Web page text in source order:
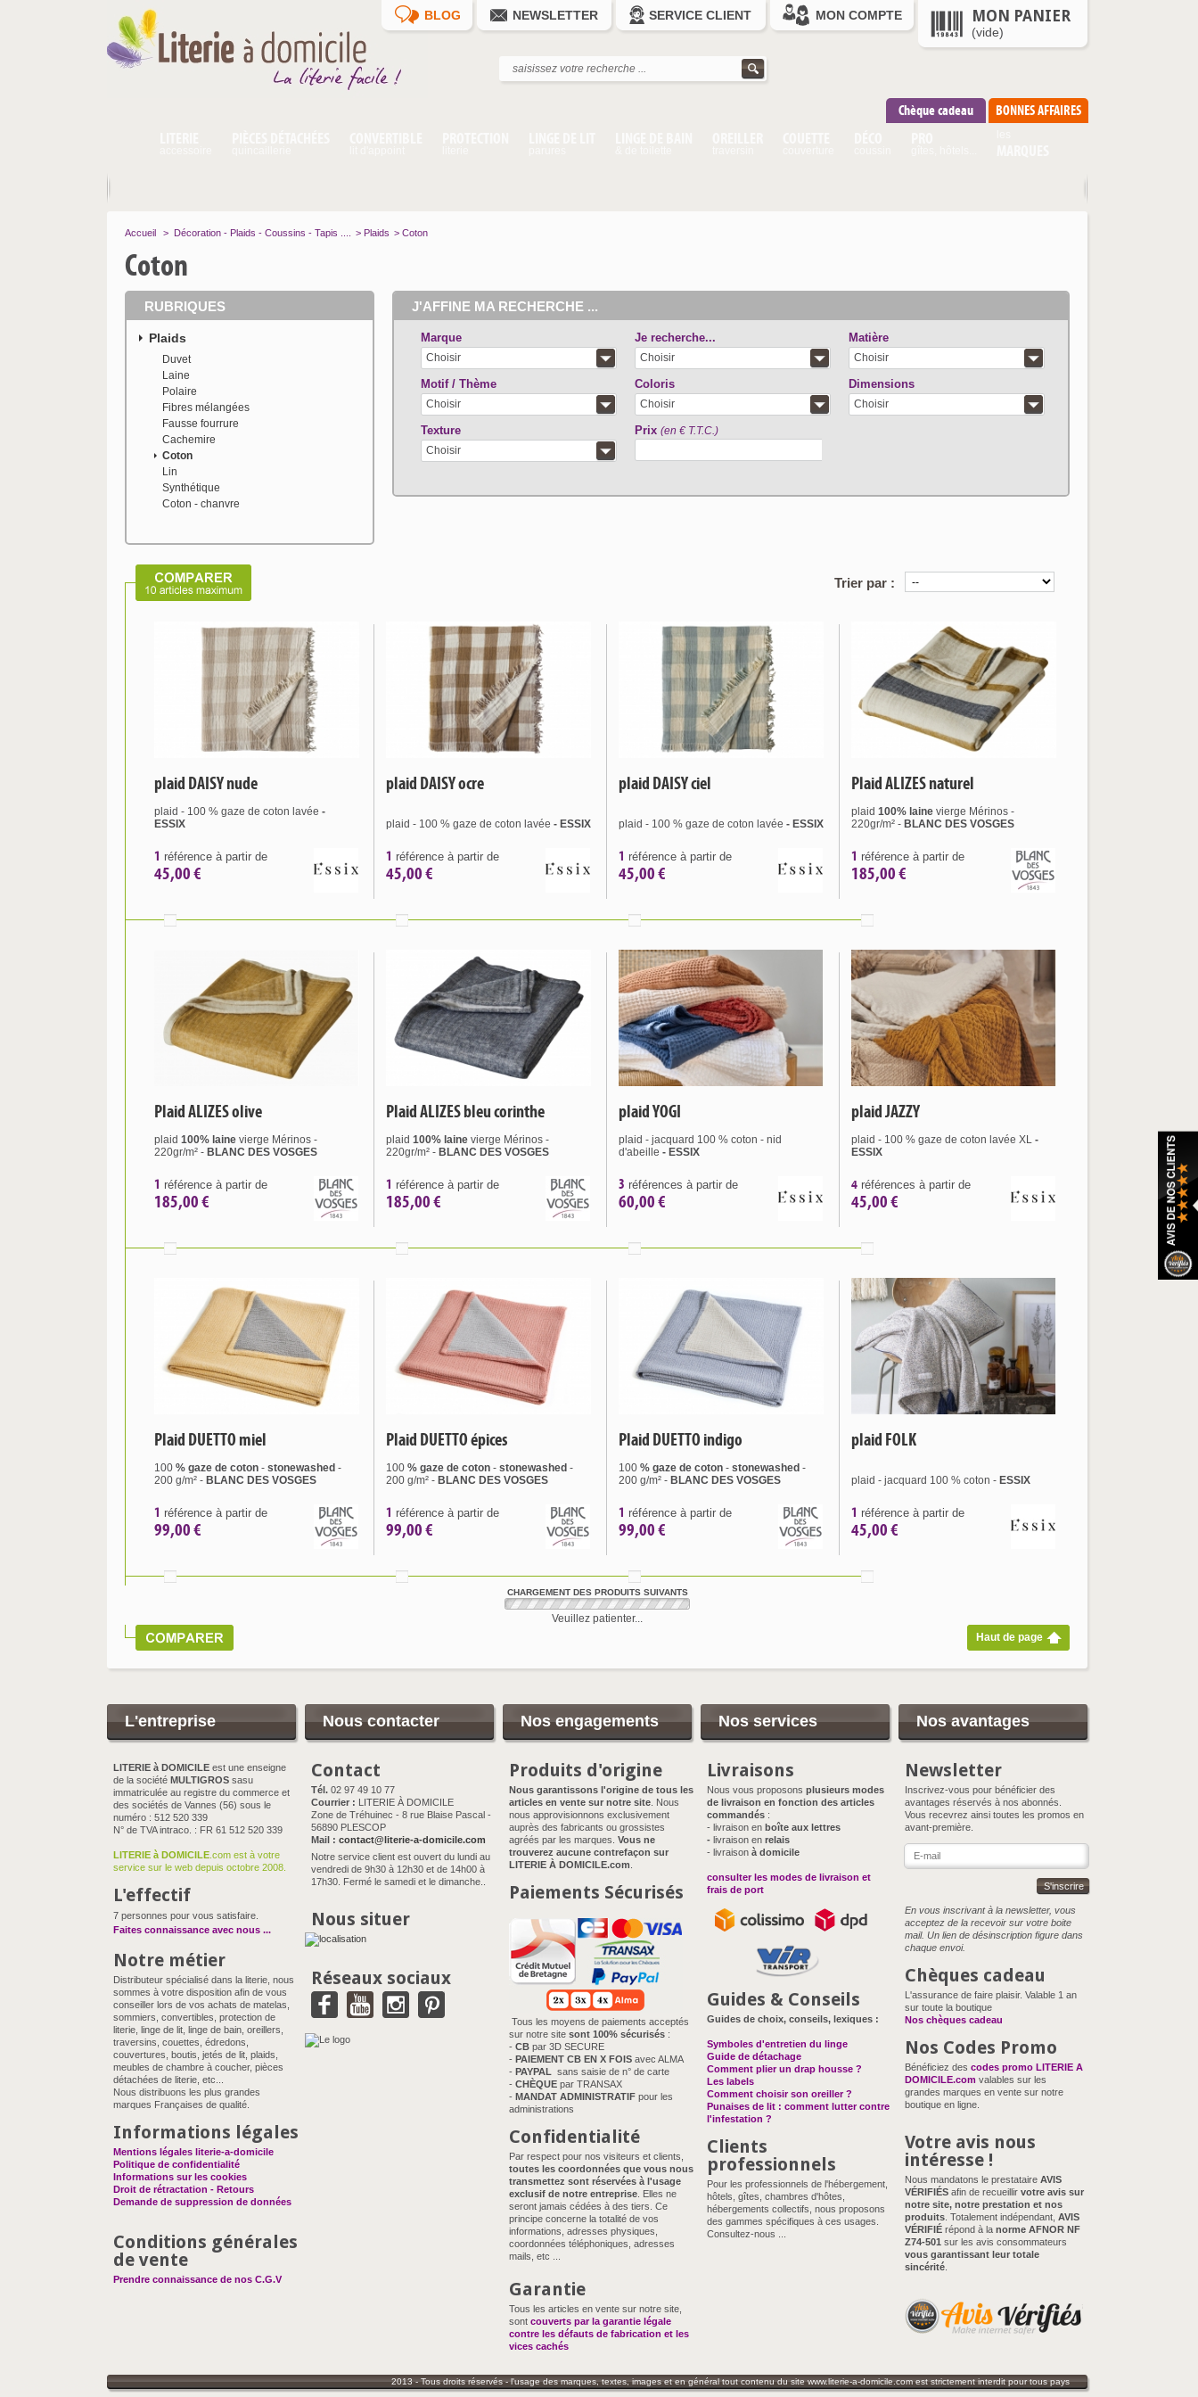
BLOG NEWSLETTER SERVICE CLIENT MON COMPTE MON PANIER
(vide)
BONNES AFFAIRES
Chèque cadeau
Accueil > Décoration - Plaids - Coussins - Tapis .... > Plaids > Coton
Coton
RUBRIQUES
Plaids
Duvet
Laine
Polaire
Fibres mélangées
Fausse fourrure
Cachemire
Coton
Lin
Synthétique
Coton - chanvre
J'AFFINE MA RECHERCHE ...
Marque
Choisir
Je recherche...
Choisir
Matière
Choisir
Motif / Thème
Choisir
Coloris
Choisir
Dimensions
Choisir
Texture
Choisir
Prix (en € T.T.C.)
Trier par :
plaid DAISY nude
plaid - 100 % gaze de coton lavée -
ESSIX
1 référence à partir de
45,00 €
plaid DAISY ocre
plaid - 100 % gaze de coton lavée - ESSIX
1 référence à partir de
45,00 €
plaid DAISY ciel
plaid - 100 % gaze de coton lavée - ESSIX
1 référence à partir de
45,00 €
Plaid ALIZES naturel
plaid 100% laine vierge Mérinos -
220gr/m² - BLANC DES VOSGES
1 référence à partir de
185,00 €
Plaid ALIZES olive
plaid 100% laine vierge Mérinos -
220gr/m² - BLANC DES VOSGES
1 référence à partir de
185,00 €
Plaid ALIZES bleu corinthe
plaid 100% laine vierge Mérinos -
220gr/m² - BLANC DES VOSGES
1 référence à partir de
185,00 €
plaid YOGI
plaid - jacquard 100 % coton - nid
d'abeille - ESSIX
3 références à partir de
60,00 €
plaid JAZZY
plaid - 100 % gaze de coton lavée XL -
ESSIX
4 références à partir de
45,00 €
Plaid DUETTO miel
100 % gaze de coton - stonewashed -
200 g/m² - BLANC DES VOSGES
1 référence à partir de
99,00 €
Plaid DUETTO épices
100 % gaze de coton - stonewashed -
200 g/m² - BLANC DES VOSGES
1 référence à partir de
99,00 €
Plaid DUETTO indigo
100 % gaze de coton - stonewashed -
200 g/m² - BLANC DES VOSGES
1 référence à partir de
99,00 €
plaid FOLK
plaid - jacquard 100 % coton - ESSIX
1 référence à partir de
45,00 €
CHARGEMENT DES PRODUITS SUIVANTS
Veuillez patienter...
Haut de page
L'entreprise
LITERIE à DOMICILE est une enseigne
de la société MULTIGROS sasu
immatriculée au registre du commerce et
des sociétés de Vannes (56) sous le
numéro : 512 520 339
N° de TVA intraco. : FR 61 512 520 339
LITERIE à DOMICILE .com est à votre
service sur le web depuis octobre 2008.
L'effectif
7 personnes pour vous satisfaire.
Faites connaissance avec nous ...
Notre métier
Distributeur spécialisé dans la literie, nous
sommes à votre disposition afin de vous
conseiller lors de vos achats de matelas,
sommiers, convertibles, protection de
literie, linge de lit, linge de bain, oreillers,
traversins, couettes, édredons,
couvertures, boutis, jetés de lit, plaids,
meubles de chambre à coucher, pièces
détachées de literie, etc...
Nous distribuons les plus grandes
marques Françaises de qualité.
Informations légales
Mentions légales literie-a-domicile
Politique de confidentialité
Informations sur les cookies
Droit de rétractation - Retours
Demande de suppression de données
Conditions générales
de vente
Prendre connaissance de nos C.G.V
Nous contacter
Contact
Tél. 02 97 49 10 77
Courrier : LITERIE À DOMICILE
Zone de Tréhuinec - 8 rue Blaise Pascal -
56890 PLESCOP
Mail : contact@literie-a-domicile.com
Notre service client est ouvert du lundi au
vendredi de 9h30 à 12h30 et de 14h00 à
17h30. Fermé le samedi et le dimanche..
Nous situer
Réseaux sociaux
Nos engagements
Produits d'origine
Nous garantissons l'origine de tous les
articles en vente sur notre site . Nous
nous approvisionnons exclusivement
auprès des fabricants ou grossistes
agréés par les marques. Vous ne
trouverez aucune contrefaçon sur
LITERIE À DOMICILE.com
Paiements Sécurisés
Tous les moyens de paiements acceptés
sur notre site sont 100% sécurisés :
- CB par 3D SECURE
- PAIEMENT CB EN X FOIS avec ALMA
- PAYPAL sans saisie de n° de carte
- CHÈQUE par TRANSAX
- MANDAT ADMINISTRATIF pour les
administrations
Confidentialité
Par respect pour nos visiteurs et clients,
toutes les coordonnées que vous nous
transmettez sont réservées à l'usage
exclusif de notre entreprise . Elles ne
seront jamais cédées à des tiers. Ce
principe concerne la totalité de vos
informations, adresses physiques,
coordonnées téléphoniques, adresses
mails, etc ...
Garantie
Tous les articles en vente sur notre site,
sont couverts par la garantie légale
contre les défauts de fabrication et les
vices cachés
Nos services
Livraisons
Nous vous proposons plusieurs modes
de livraison en fonction des articles
commandés :
- livraison en boîte aux lettres
- livraison en relais
- livraison à domicile
consulter les modes de livraison et
frais de port
Guides & Conseils
Guides de choix, conseils, lexiques :
Symboles d'entretien du linge
Guide de détachage
Comment plier un drap housse ?
Les labels
Comment choisir son oreiller ?
Punaises de lit : comment lutter contre
l'infestation ?
Clients
professionnels
Pour les professionnels de l'hébergement,
hôtels, gîtes, chambres d'hôtes,
hébergements collectifs, nous proposons
des gammes spécifiques à ces usages.
Consultez-nous ...
Nos avantages
Newsletter
Inscrivez-vous pour bénéficier des
avantages réservés à nos abonnés.
Vous recevrez ainsi toutes les promos en
avant-première.
S'inscrire
En vous inscrivant à la newsletter, vous
acceptez de la recevoir sur votre boite
mail. Un lien de désinscription figure dans
chaque envoi.
Chèques cadeau
L'assurance de faire plaisir. Valable 1 an
sur toute la boutique
Nos chèques cadeau
Nos Codes Promo
Bénéficiez des codes promo LITERIE A
DOMICILE.com valables sur les
grandes marques en vente sur notre
boutique en ligne.
Votre avis nous
intéresse !
Nous mandatons le prestataire AVIS
VÉRIFIÉS afin de recueillir votre avis sur
notre site, notre prestation et nos
produits . Totalement indépendant, AVIS
VÉRIFIÉ répond à la norme AFNOR NF
Z74-501 sur les avis consommateurs
vous garantissant leur totale
sincérité
2013 - Tous droits réservés - l'usage des marques, textes, images et en général tout contenu du site www.literie-a-domicile.com est strictement interdit pour tous pays